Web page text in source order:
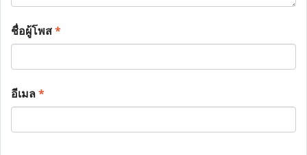
ชื่อผู้โพส*
อีเมล*